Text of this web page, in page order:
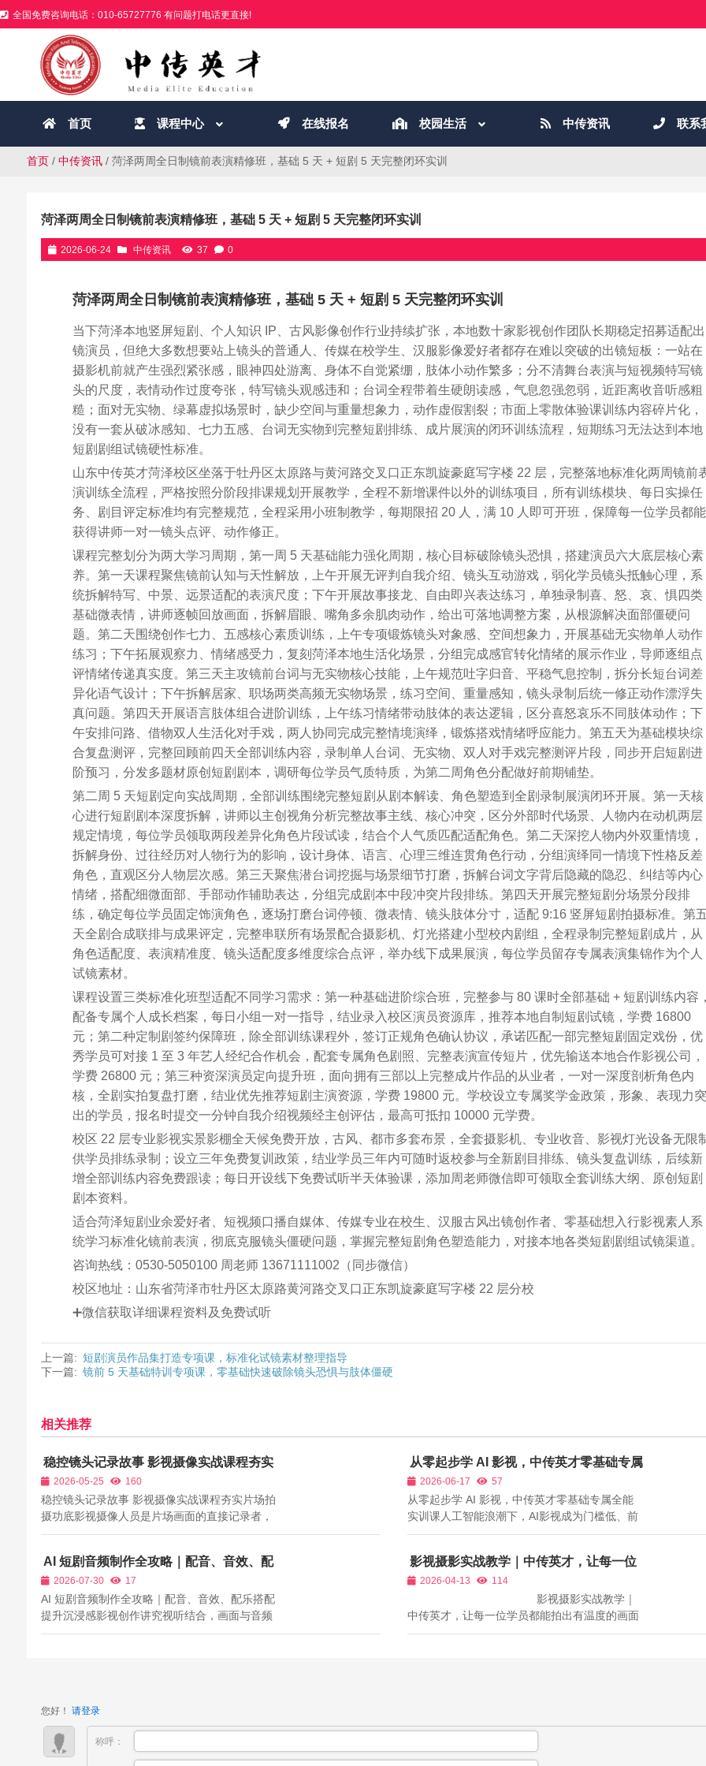
全国免费咨询电话：010-65727776 有问题打电话更直接!
首页 课程中心 在线报名 校园生活 中传资讯 联系
首页/ 中传资讯/ 菏泽两周全日制镜前表演精修班，基础 5 天 + 短剧 5 天完整闭环实训
菏泽两周全日制镜前表演精修班，基础 5 天 + 短剧 5 天完整闭环实训
2026-06-24 中传资讯 37 0
菏泽两周全日制镜前表演精修班，基础 5 天 + 短剧 5 天完整闭环实训
当下菏泽本地竖屏短剧、个人知识 IP、古风影像创作行业持续扩张，本地数十家影视创作团队长期稳定招募适配出
镜演员，但绝大多数想要站上镜头的普通人、传媒在校学生、汉服影像爱好者都存在难以突破的出镜短板：一站在
摄影机前就产生强烈紧张感，眼神四处游离、身体不自觉紧绷，肢体小动作繁多；分不清舞台表演与短视频特写镜
头的尺度，表情动作过度夸张，特写镜头观感违和；台词全程带着生硬朗读感，气息忽强忽弱，近距离收音听感粗
糙；面对无实物、绿幕虚拟场景时，缺少空间与重量想象力，动作虚假割裂；市面上零散体验课训练内容碎片化，
没有一套从破冰感知、七力五感、台词无实物到完整短剧排练、成片展演的闭环训练流程，短期练习无法达到本地
短剧剧组试镜硬性标准。
山东中传英才菏泽校区坐落于牡丹区太原路与黄河路交叉口正东凯旋豪庭写字楼 22 层，完整落地标准化两周镜前
演训练全流程，严格按照分阶段排课规划开展教学，全程不新增课件以外的训练项目，所有训练模块、每日实操任
务、剧目评定标准均有完整规范，全程采用小班制教学，每期限招 20 人，满 10 人即可开班，保障每一位学员都能
获得讲师一对一镜头点评、动作修正。
课程完整划分为两大学习周期，第一周 5 天基础能力强化周期，核心目标破除镜头恐惧，搭建演员六大底层核心素
养。第一天课程聚焦镜前认知与天性解放，上午开展无评判自我介绍、镜头互动游戏，弱化学员镜头抵触心理，系
统拆解特写、中景、远景适配的表演尺度；下午开展故事接龙、自由即兴表达练习，单独录制喜、怒、哀、惧四类
基础微表情，讲师逐帧回放画面，拆解眉眼、嘴角多余肌肉动作，给出可落地调整方案，从根源解决面部僵硬问
题。第二天围绕创作七力、五感核心素质训练，上午专项锻炼镜头对象感、空间想象力，开展基础无实物单人动作
练习；下午拓展观察力、情绪感受力，复刻菏泽本地生活化场景，分组完成感官转化情绪的展示作业，导师逐组点
评情绪传递真实度。第三天主攻镜前台词与无实物核心技能，上午规范吐字归音、平稳气息控制，拆分长短台词差
异化语气设计；下午拆解居家、职场两类高频无实物场景，练习空间、重量感知，镜头录制后统一修正动作漂浮失
真问题。第四天开展语言肢体组合进阶训练，上午练习情绪带动肢体的表达逻辑，区分喜怒哀乐不同肢体动作；下
午安排问路、借物双人生活化对手戏，两人协同完成完整情境演绎，锻炼搭戏情绪呼应能力。第五天为基础模块综
合复盘测评，完整回顾前四天全部训练内容，录制单人台词、无实物、双人对手戏完整测评片段，同步开启短剧进
阶预习，分发多题材原创短剧剧本，调研每位学员气质特质，为第二周角色分配做好前期铺垫。
第二周 5 天短剧定向实战周期，全部训练围绕完整短剧从剧本解读、角色塑造到全剧录制展演闭环开展。第一天核
心进行短剧剧本深度拆解，讲师以主创视角分析完整故事主线、核心冲突，区分外部时代场景、人物内在动机两层
规定情境，每位学员领取两段差异化角色片段试读，结合个人气质匹配适配角色。第二天深挖人物内外双重情境，
拆解身份、过往经历对人物行为的影响，设计身体、语言、心理三维连贯角色行动，分组演绎同一情境下性格反差
角色，直观区分人物层次感。第三天聚焦潜台词挖掘与场景细节打磨，拆解台词文字背后隐藏的隐忍、纠结等内心
情绪，搭配细微面部、手部动作辅助表达，分组完成剧本中段冲突片段排练。第四天开展完整短剧分场景分段排
练，确定每位学员固定饰演角色，逐场打磨台词停顿、微表情、镜头肢体分寸，适配 9:16 竖屏短剧拍摄标准。第
天全剧合成联排与成果评定，完整串联所有场景配合摄影机、灯光搭建小型校内剧组，全程录制完整短剧成片，从
角色适配度、表演精准度、镜头适配度多维度综合点评，举办线下成果展演，每位学员留存专属表演集锦作为个人
试镜素材。
课程设置三类标准化班型适配不同学习需求：第一种基础进阶综合班，完整参与 80 课时全部基础 + 短剧训练内容
配备专属个人成长档案，每日小组一对一指导，结业录入校区演员资源库，推荐本地自制短剧试镜，学费 16800
元；第二种定制剧签约保障班，除全部训练课程外，签订正规角色确认协议，承诺匹配一部完整短剧固定戏份，优
秀学员可对接 1 至 3 年艺人经纪合作机会，配套专属角色剧照、完整表演宣传短片，优先输送本地合作影视公司，
学费 26800 元；第三种资深演员定向提升班，面向拥有三部以上完整成片作品的从业者，一对一深度剖析角色内
核，全剧实拍复盘打磨，结业优先推荐短剧主演资源，学费 19800 元。学校设立专属奖学金政策，形象、表现力
出的学员，报名时提交一分钟自我介绍视频经主创评估，最高可抵扣 10000 元学费。
校区 22 层专业影视实景影棚全天候免费开放，古风、都市多套布景，全套摄影机、专业收音、影视灯光设备无限
供学员排练录制；设立三年免费复训政策，结业学员三年内可随时返校参与全新剧目排练、镜头复盘训练，后续新
增全部训练内容免费跟读；每日开设线下免费试听半天体验课，添加周老师微信即可领取全套训练大纲、原创短剧
剧本资料。
适合菏泽短剧业余爱好者、短视频口播自媒体、传媒专业在校生、汉服古风出镜创作者、零基础想入行影视素人系
统学习标准化镜前表演，彻底克服镜头僵硬问题，掌握完整短剧角色塑造能力，对接本地各类短剧剧组试镜渠道。
咨询热线：0530-5050100 周老师 13671111002（同步微信）
校区地址：山东省菏泽市牡丹区太原路黄河路交叉口正东凯旋豪庭写字楼 22 层分校
➕微信获取详细课程资料及免费试听
上一篇: 短剧演员作品集打造专项课，标准化试镜素材整理指导
下一篇: 镜前 5 天基础特训专项课，零基础快速破除镜头恐惧与肢体僵硬
相关推荐
稳控镜头记录故事 影视摄像实战课程夯实
片场拍摄功底
2026-05-25 160
稳控镜头记录故事 影视摄像实战课程夯实片场拍
摄功底影视摄像人员是片场画面的直接记录者，
从日常短视频、纪实采访，到剧情短片、商业宣
要熟练驾驭各类拍摄设备，又要配合导演意图完
成推拉摇移等运镜动作，同时临场应对拍...
从零起步学 AI 影视，中传英才零基础专属
全能实训课
2026-06-17 57
从零起步学 AI 影视，中传英才零基础专属全能
实训课人工智能浪潮下，AI影视成为门槛低、前
景广的新兴赛道，无数零基础爱好者、跨界职场
上教程零散不成体系，今天学一个工具、明天看
一个片段，无法搭建完整知识框架；纯线...
AI 短剧音频制作全攻略｜配音、音效、配
乐搭配提升沉浸感
2026-07-30 17
AI 短剧音频制作全攻略｜配音、音效、配乐搭配
提升沉浸感影视创作讲究视听结合，画面与音频
缺一不可。很多AI短剧创作者把所有精力放在画
影视摄影实战教学｜中传英才，让每一位
学员都能拍出有温度的画面
2026-04-13 114
影视摄影实战教学｜
中传英才，让每一位学员都能拍出有温度的画面
在影视创作中，摄影是“用镜头讲故事”的艺术，
您好！ 请登录
称呼：